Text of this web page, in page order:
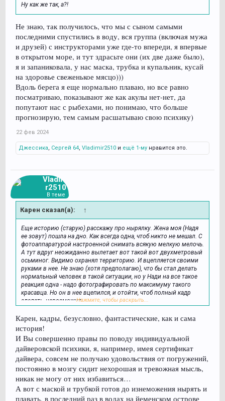
Ну как же так, а?!
Не знаю, так получилось, что мы с сыном самыми
последними спустились в воду, вся группа (включая мужа
и друзей) с инструкторами уже где-то впереди, я впервые
в открытом море, и тут здрасьте они (их две даже было),
я и запаниковала, у нас маска, трубка и купальник, кусай
на здоровье свеженькое мясцо)))
Вдоль берега я еще нормально плаваю, но все равно
посматриваю, показывают же как акулы нет-нет, да
попутают нас с рыбехами, но понимаю, что больше
прогнозирую, тем самым расшатываю свою психику)
22 фев 2024
Джессика, Сергей 64, Vladimir2510 и ещё 1-му нравится это.
Vladimi
r2510
В теме
Карен сказал(а): ↑
Еще историю (старую) расскажу про нырялку. Жена моя (Надя
ее зовут) пошла на дно. Как всегда одна, чтоб никто не мешал. С
фотоаппаратурой настроенной снимать всякую мелкую мелочь.
А тут вдруг неожиданно вылетает вот такой вот двухметровый
осьминог. Видимо охранял территорию. И вцепляется своими
руками в нее. Не знаю (хотя предполагаю), что бы стал делать
нормальный человек в такой ситуации, но у Нади на все такое
реакция одна - надо фотографировать по максимуму такого
красавца. Но он в нее вцепился, и отойти, чтоб полный кадр
сделать, невозможно.
В итоге имеем вот такие кадры - это он обвил руками Надю и
держит, соответственно сфотографировать она может только
его башку с глазом, которая болтается прямо у Нади перед
носом, так что отвести фотоаппарат в сторону для лучшего
ракурса никак. Вот эта фотография. В итоге круто получилось,
мало у кого такие фото есть.
Затем зверюга поняла, что неопреновый костюм дайвера не
вкусный, дайвер не рядовой и его обычными фокусами не
отпугнешь. Стал он выворачивать присоски, типа смотри какой
Нажмите, чтобы раскрыть...
Карен, кадры, безусловно, фантастические, как и сама
история!
И Вы совершенно правы по поводу индивидуальной
дайверовской психики, я, например, имея сертификат
дайвера, совсем не получаю удовольствия от погружений,
постоянно в мозгу сидит нехорошая и тревожная мысль,
никак не могу от них избавиться…
А вот с маской и трубкой готов до изнеможения нырять и
плавать, в последний раз в водах на йеменском острове